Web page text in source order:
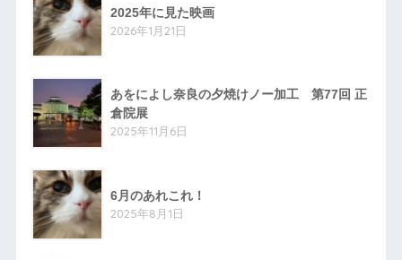
2025年に見た映画
2026年1月21日
あをによし奈良の夕焼けノー加工 第77回 正
倉院展
2025年11月6日
6月のあれこれ！
2025年8月1日